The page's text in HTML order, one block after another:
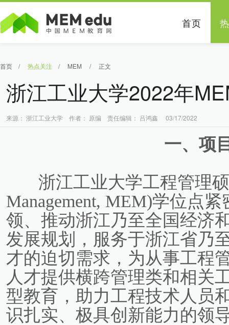
首页
首页 / 热点关注 / MEM / 正文
浙江工业大学2022年
来源： 浙江工业大学 作者： 原编 责任编辑： 吕鸿鑫 03/17/2022
一、项
浙江工业大学工程管理硕
Management, MEM)学位点
领、推动浙江乃至全国经济
发展规划，服务于浙江省乃
才的迫切需求，为从事工程
人才提供横跨管理类和相关
型教育，助力工程技术人员
识扎实、极具创新能力的领